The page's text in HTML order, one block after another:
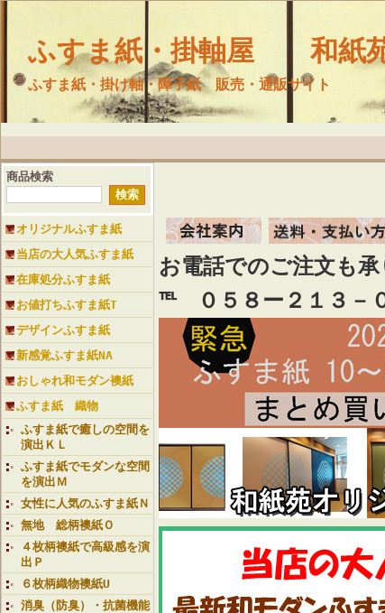
ふすま紙・掛軸屋 和紙
ふすま紙・掛け軸・障子紙 販売・通販サイト
商品検索
オリジナルふすま紙
当店の大人気ふすま紙
在庫処分ふすま紙
お値打ちふすま紙T
デザインふすま紙
新感覚ふすま紙NA
おしゃれ和モダン襖紙
ふすま紙 織物
ふすま紙で癒しの空間を
演出ＫＬ
ふすま紙でモダンな空間
を演出Ｍ
女性に人気のふすま紙Ｎ
無地 総柄襖紙Ｏ
４枚柄襖紙で高級感を演
出Ｐ
６枚柄織物襖紙U
消臭（防臭）・抗菌機能
お電話でのご注文も
℡ ０５８ー２１３－